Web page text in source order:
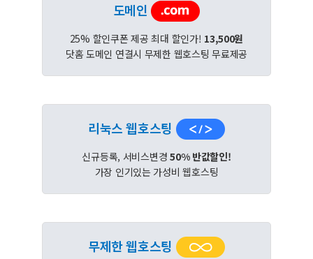
도메인
25% 할인쿠폰 제공 최대 할인가! 13,500원
닷홈 도메인 연결시 무제한 웹호스팅 무료제공
리눅스 웹호스팅
신규등록, 서비스변경50% 반값할인!
가장 인기있는 가성비 웹호스팅
무제한 웹호스팅